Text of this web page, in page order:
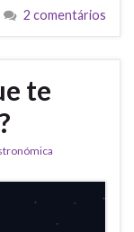
2 comentários
te